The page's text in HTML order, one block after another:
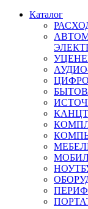
Каталог